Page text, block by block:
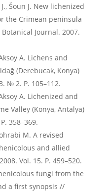
Šoun J. New lichenized
the Crimean peninsula
Journal. 2007.
A. Lichens and
(Derebucak, Konya)
№ 2. P. 105–112.
A. Lichenized and
Valley (Konya, Antalya)
358–369.
M. A revised
and allied
Vol. 15. P. 459–520.
fungi from the
a first synopsis //